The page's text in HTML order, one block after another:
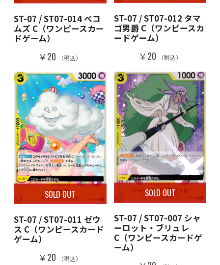
ST-07 / ST07-014 ぺコ
ムズ C（ワンピースカー
ドゲーム）
￥20 （税込）
ST-07 / ST07-012 タマ
ゴ男爵 C（ワンピースカ
ードゲーム）
￥20 （税込）
SOLD OUT
ST-07 / ST07-011 ゼウ
ス C（ワンピースカード
ゲーム）
￥20 （税込）
SOLD OUT
ST-07 / ST07-007 シャ
ーロット・ブリュレ
C（ワンピースカードゲ
ーム）